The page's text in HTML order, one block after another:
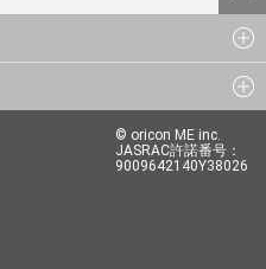
© oricon ME inc.
JASRAC許諾番号：
9009642140Y38026